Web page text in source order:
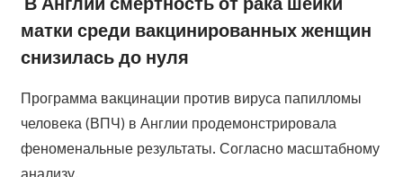
матки среди вакцинированных женщин
снизилась до нуля
Программа вакцинации против вируса папилломы
человека (ВПЧ) в Англии продемонстрировала
феноменальные результаты. Согласно масштабному